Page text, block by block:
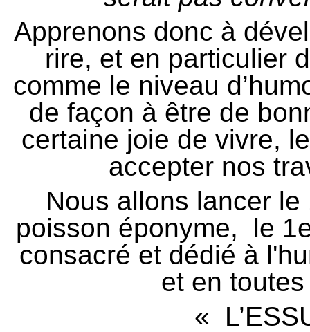
Apprenons donc à
rire, et en particulier
comme le niveau
de façon à être de
certaine joie de vivre,
accepter nos
Nous allons lancer
poisson éponyme, le
consacré et dédié à
et en
«